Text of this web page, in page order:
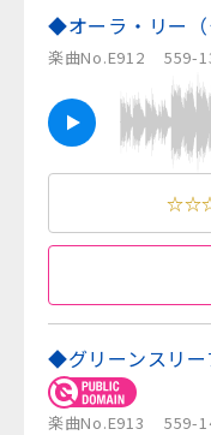
◆オーラ・リー（
楽曲No.E912 559-
◆グリーンスリー
楽曲No.E913 559-